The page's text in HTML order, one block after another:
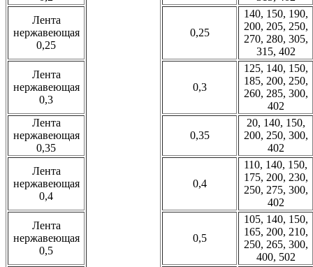
Лента
нержавеющая
0,25
0,25
140, 150, 190,
200, 205, 250,
270, 280, 305,
315, 402
Лента
нержавеющая
0,3
0,3
125, 140, 150,
185, 200, 250,
260, 285, 300,
402
Лента
нержавеющая
0,35
0,35
20, 140, 150,
200, 250, 300,
402
Лента
нержавеющая
0,4
0,4
110, 140, 150,
175, 200, 230,
250, 275, 300,
402
Лента
нержавеющая
0,5
0,5
105, 140, 150,
165, 200, 210,
250, 265, 300,
400, 502